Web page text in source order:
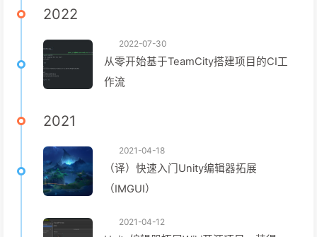
2022
2022-07-30
从零开始基于TeamCity搭建项目的CI工
作流
2021
2021-04-18
（译）快速入门Unity编辑器拓展
（IMGUI）
2021-04-12